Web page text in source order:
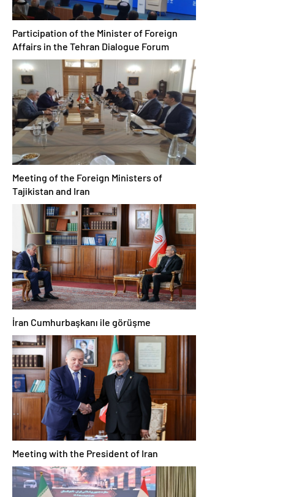
Participation of the Minister of Foreign
Affairs in the Tehran Dialogue Forum
Meeting of the Foreign Ministers of
Tajikistan and Iran
İran Cumhurbaşkanı ile görüşme
Meeting with the President of Iran